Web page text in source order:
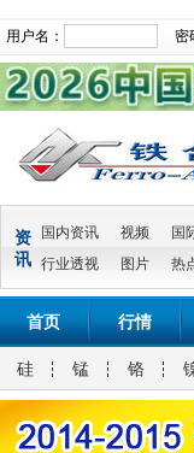
用户名： 密
资
讯
国内资讯 视频 国
行业透视
图片 热
首页 行情
硅 锰 铬